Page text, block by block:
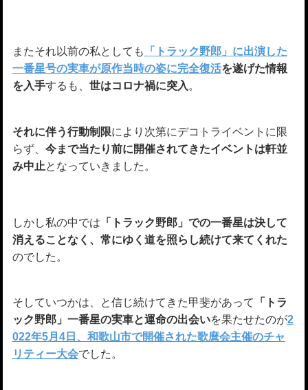
またそれ以前の私としても 「トラック野郎」に出演した
一番星号の実車が原作当時の姿に完全復活を遂げた情報
を入手するも、 世はコロナ禍に突入 。
それに伴う行動制限により次第にデコトライベントに限
らず、 今まで当たり前に開催されてきたイベントは軒並
み中止 となっていきました。
しかし私の中では 「トラック野郎」での一番星は決して
消えることなく、常にゆく道を照らし続けて来てくれた
のでした。
そしていつかは、と信じ続けてきた甲斐があって 「トラ
ック野郎」一番星の実車と運命の出会いを果たせたのが2
022年5月4日、和歌山市で開催された歌麿会主催のチャ
リティー大会でした。